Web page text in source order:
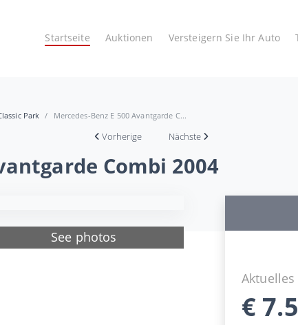
Startseite Auktionen Versteigern Sie Ihr Auto
Park Mercedes-Benz E 500 Avantgarde C...
Vorherige Nächste
Combi 2004
See photos
€